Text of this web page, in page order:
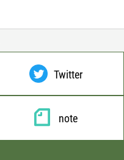
Twitter
note